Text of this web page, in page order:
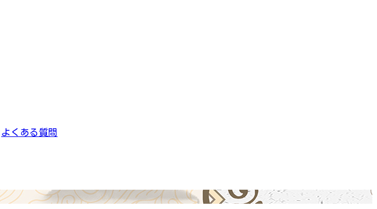
よくある質問